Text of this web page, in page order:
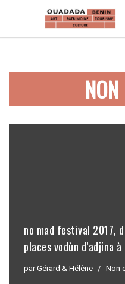
no mad festival 2017,
places vodùn d’adjina
parGérard & Hélène Non